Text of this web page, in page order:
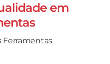
em
Ferramentas